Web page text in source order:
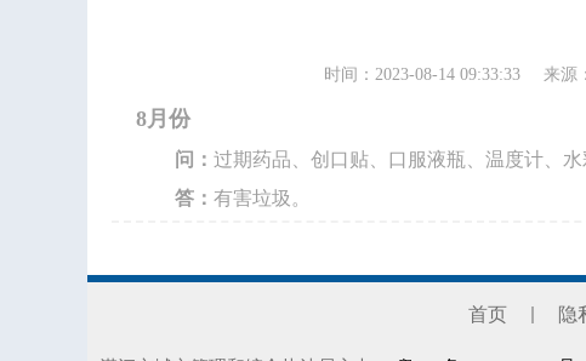
时间：2023-08-14 09:33:33 来源
8月份
问： 过期药品、创口贴、口服液瓶、温度计、
答： 有害垃圾。
首页 隐